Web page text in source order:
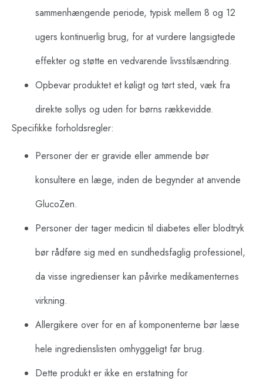
sammenhængende periode, typisk mellem 8 og 12
ugers kontinuerlig brug, for at vurdere langsigtede
effekter og støtte en vedvarende livsstilsændring.
Opbevar produktet et køligt og tørt sted, væk fra
direkte sollys og uden for børns rækkevidde.
Specifikke forholdsregler:
Personer der er gravide eller ammende bør
konsultere en læge, inden de begynder at anvende
GlucoZen.
Personer der tager medicin til diabetes eller blodtryk
bør rådføre sig med en sundhedsfaglig professionel,
da visse ingredienser kan påvirke medikamenternes
virkning.
Allergikere over for en af komponenterne bør læse
hele ingredienslisten omhyggeligt før brug.
Dette produkt er ikke en erstatning for